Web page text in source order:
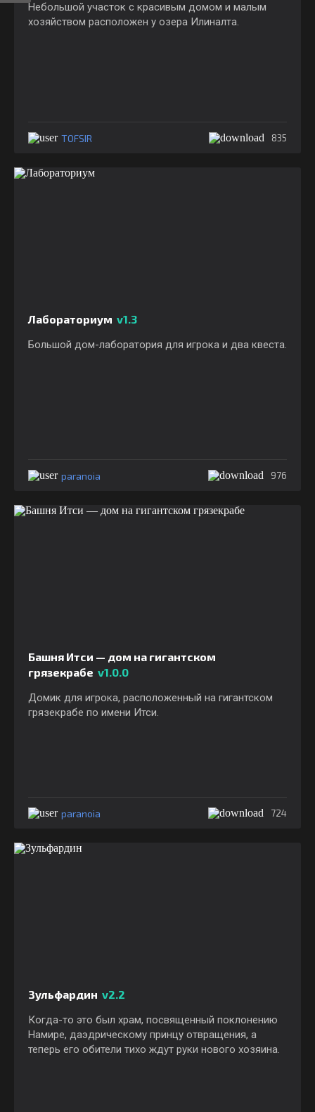
Небольшой участок с красивым домом и малым
хозяйством расположен у озера Илиналта.
TOFSIR 835
Лабораториум v1.3
Большой дом-лаборатория для игрока и два квеста.
paranoia 976
Башня Итси — дом на гигантском
грязекрабе v1.0.0
Домик для игрока, расположенный на гигантском
грязекрабе по имени Итси.
paranoia 724
Зульфардин v2.2
Когда-то это был храм, посвященный поклонению
Намире, даэдрическому принцу отвращения, а
теперь его обители тихо ждут руки нового хозяина.